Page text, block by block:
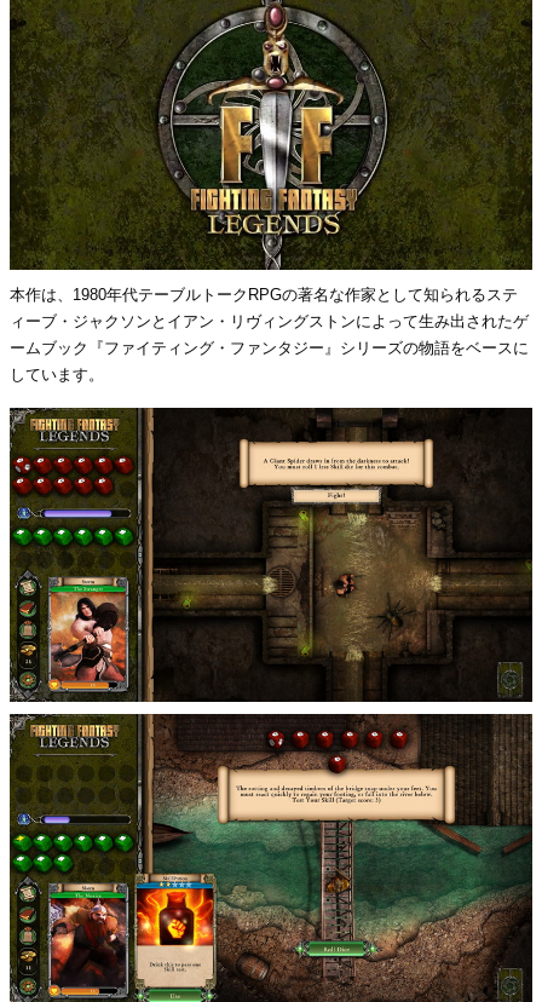
本作は、1980年代テーブルトークRPGの著名な作家として知られるステ
ィーブ・ジャクソンとイアン・リヴィングストンによって生み出されたゲ
ームブック『ファイティング・ファンタジー』シリーズの物語をベースに
しています。